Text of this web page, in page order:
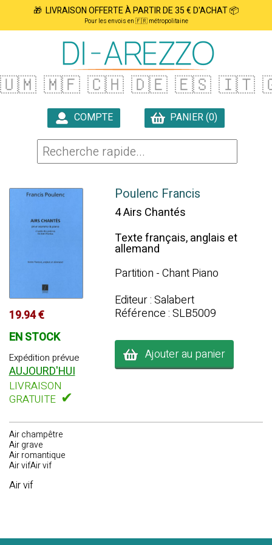
🎁 LIVRAISON OFFERTE À PARTIR DE 35 € D'ACHAT 📦
Pour les envois en 🇫🇷 métropolitaine
🇺🇲 🇲🇫 🇨🇭 🇩🇪 🇪🇸 🇮🇹
COMPTE
PANIER (0)
19.94 €
EN STOCK
Expédition prévue
AUJOURD'HUI
LIVRAISON
GRATUITE ✔
Poulenc Francis
4 Airs Chantés
Texte français, anglais et
allemand
Partition - Chant Piano
Editeur : Salabert
Référence : SLB5009
Ajouter au panier
Air champêtre
Air grave
Air romantique
Air vifAir vif
Air vif